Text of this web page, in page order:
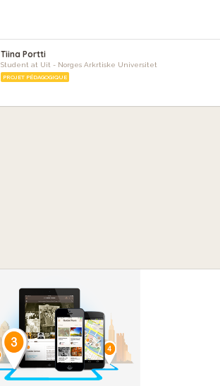
Tiina Portti
Student at Uit - Norges Arkrtiske Universitet
PROJET PÉDAGOGIQUE